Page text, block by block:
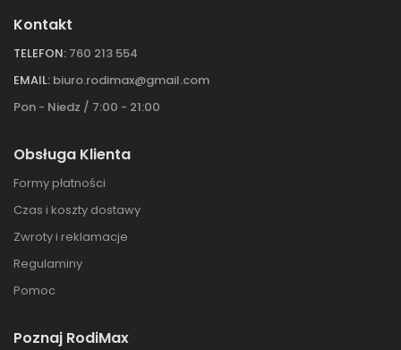
Kontakt
TELEFON: 760 213 554
EMAIL: biuro.rodimax@gmail.com
Pon - Niedz / 7:00 - 21:00
Obsługa Klienta
Formy płatności
Czas i koszty dostawy
Zwroty i reklamacje
Regulaminy
Pomoc
Poznaj RodiMax